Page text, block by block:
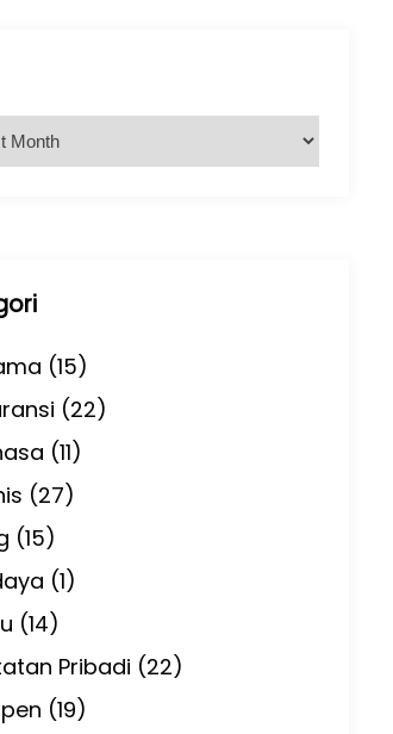
(15)
(22)
(11)
(27)
(15)
(1)
(14)
Pribadi (22)
(19)